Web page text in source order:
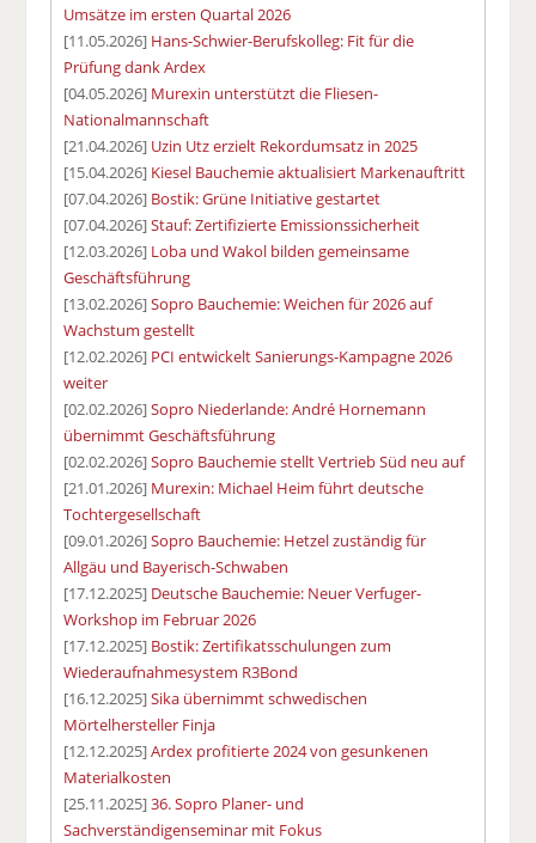
Umsätze im ersten Quartal 2026
[11.05.2026] Hans-Schwier-Berufskolleg: Fit für die
Prüfung dank Ardex
[04.05.2026] Murexin unterstützt die Fliesen-
Nationalmannschaft
[21.04.2026] Uzin Utz erzielt Rekordumsatz in 2025
[15.04.2026] Kiesel Bauchemie aktualisiert Markenauftritt
[07.04.2026] Bostik: Grüne Initiative gestartet
[07.04.2026]Stauf: Zertifizierte Emissionssicherheit
[12.03.2026] Loba und Wakol bilden gemeinsame
Geschäftsführung
[13.02.2026]Sopro Bauchemie: Weichen für 2026 auf
Wachstum gestellt
[12.02.2026] PCI entwickelt Sanierungs-Kampagne 2026
weiter
[02.02.2026]Sopro Niederlande: André Hornemann
übernimmt Geschäftsführung
[02.02.2026]Sopro Bauchemie stellt Vertrieb Süd neu auf
[21.01.2026] Murexin: Michael Heim führt deutsche
Tochtergesellschaft
[09.01.2026]Sopro Bauchemie: Hetzel zuständig für
Allgäu und Bayerisch-Schwaben
[17.12.2025] Deutsche Bauchemie: Neuer Verfuger-
Workshop im Februar 2026
[17.12.2025] Bostik: Zertifikatsschulungen zum
Wiederaufnahmesystem R3Bond
[16.12.2025]Sika übernimmt schwedischen
Mörtelhersteller Finja
[12.12.2025]Ardex profitierte 2024 von gesunkenen
Materialkosten
[25.11.2025]36. Sopro Planer- und
Sachverständigenseminar mit Fokus